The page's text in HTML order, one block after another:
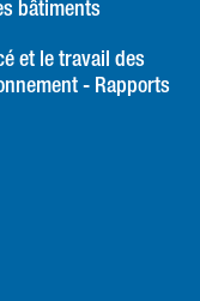
bâtiments
et le travail des
- Rapports